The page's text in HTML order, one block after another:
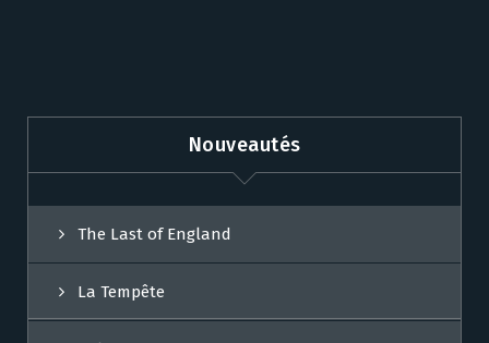
Nouveautés
The Last of England
La Tempête